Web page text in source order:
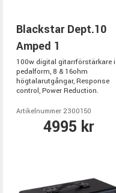
Blackstar Dept.10
Amped 1
100w digital gitarrförstärkare i
pedalform, 8 & 16ohm
högtalarutgångar, Response
control, Power Reduction.
Artikelnummer 2300150
4995 kr